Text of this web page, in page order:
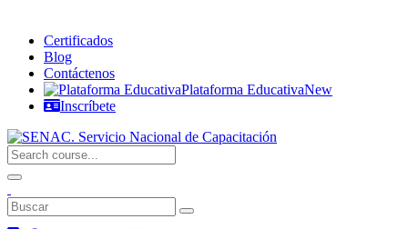
Certificados
Blog
Contáctenos
Plataforma EducativaNew
Inscríbete